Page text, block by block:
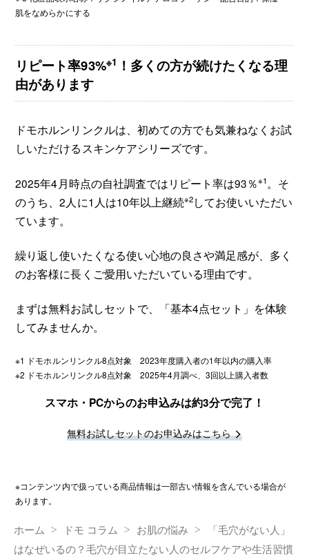
肌をなめらかにする
リピート率93%※1 ！多くの方が続けたくなる理
由があります
ドモホルンリンクルは、初めての方でも気兼ねなくお試
しいただけるスキンケアシリーズです。
2025年4月時点の自社調査ではリピート率は93％※1 。そ
のうち、2人に1人は10年以上継続※2してお使いいただい
ています。
繰り返し使いたくなる使い心地の良さや満足感が、多く
のお客様に長くご愛用いただいている理由です。
まずは無料お試しセットで、「基本4点セット」を体験
してみませんか。
※1 ドモホルンリンクル8点対象 2023年度購入者の1年以内の購入率
※2 ドモホルンリンクル8点対象 2025年4月調べ、3回以上購入者数
スマホ・PCからのお申込みは約3分で完了！
無料お試しセットのお申込みはこちら
※コンテンツ内で扱っている商品情報は一部古い情報を含んでいる場合が
あります。
ホーム ドモ コラム お肌の悩み
「毛穴がない人」
はなぜいるの？毛穴が目立たない人のセルフケアや生活習慣